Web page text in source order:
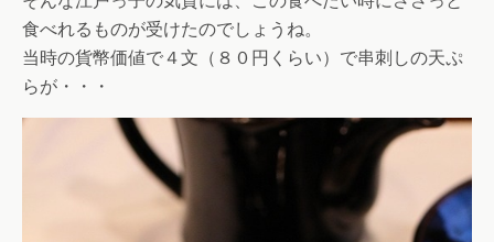
食べれるものが受けたのでしょうね。
当時の貨幣価値で４文（８０円くらい）で串刺しの天ぷ
らが・・・